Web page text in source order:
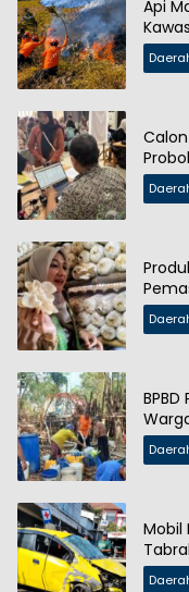
Api
Mobil